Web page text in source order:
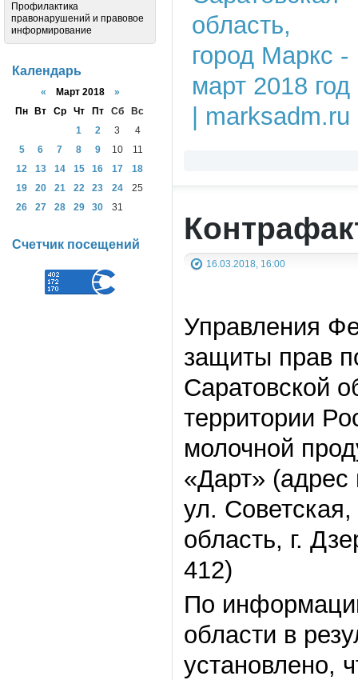
16.03.2018, 16:00
Управления
защиты прав
Саратовской
территории
молочной
«Дарт» (адрес
ул.
область, г.
412)
По
области в
установлено,
Профилактика
правонарушений и правовое
информирование
Календарь
« Март 2018 »
Пн
Вт Ср Чт Пт Сб
Вс
1
2 3
4
5
6 7 8 9 10
11
12
13 14 15 16 17
18
19
20 21 22 23 24
25
26
27 28 29 30 31
Счетчик посещений